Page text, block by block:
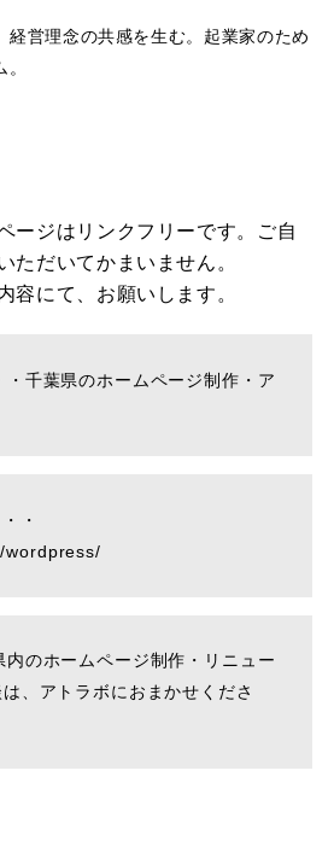
経営理念の共感を生む。起業家のため
ージはリンクフリーです。ご自
ただいてかまいません。
容にて、お願いします。
・千葉県のホームページ制作・ア
・
wordpress/
のホームページ制作・リニュー
、アトラボにおまかせくださ